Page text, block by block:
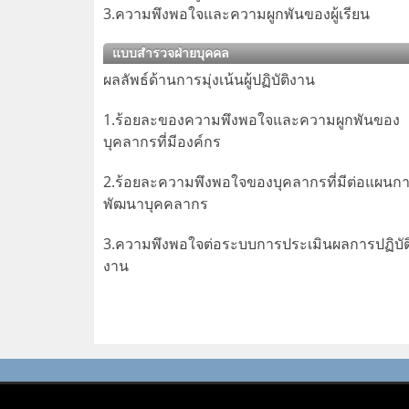
3.ความพึงพอใจและความผูกพันของผู้เรียน
แบบสำรวจฝ่ายบุคคล
ผลลัพธ์ด้านการมุ่งเน้นผู้ปฏิบัติงาน
1.ร้อยละของความพึงพอใจและความผูกพันของ
บุคลากรที่มีองค์กร
2.ร้อยละความพึงพอใจของบุคลากรที่มีต่อแผนก
พัฒนาบุคคลากร
3.ความพึงพอใจต่อระบบการประเมินผลการปฏิบั
งาน